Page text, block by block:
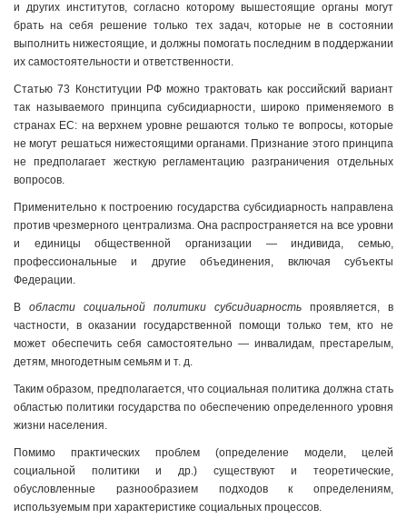
и других институтов, согласно которому вышестоящие органы могут
брать на себя решение только тех задач, которые не в состоянии
выполнить нижестоящие, и должны помогать последним в поддержании
их самостоятельности и ответственности.
Статью 73 Конституции РФ можно трактовать как российский вариант
так называемого принципа субсидиарности, широко применяемого в
странах ЕС: на верхнем уровне решаются только те вопросы, которые
не могут решаться нижестоящими органами. Признание этого принципа
не предполагает жесткую регламентацию разграничения отдельных
вопросов.
Применительно к построению государства субсидиарность направлена
против чрезмерного централизма. Она распространяется на все уровни
и единицы общественной организации — индивида, семью,
профессиональные и другие объединения, включая субъекты
Федерации.
В области социальной политики субсидиарность проявляется, в
частности, в оказании государственной помощи только тем, кто не
может обеспечить себя самостоятельно — инвалидам, престарелым,
детям, многодетным семьям и т. д.
Таким образом, предполагается, что социальная политика должна стать
областью политики государства по обеспечению определенного уровня
жизни населения.
Помимо практических проблем (определение модели, целей
социальной политики и др.) существуют и теоретические,
обусловленные разнообразием подходов к определениям,
используемым при характеристике социальных процессов.